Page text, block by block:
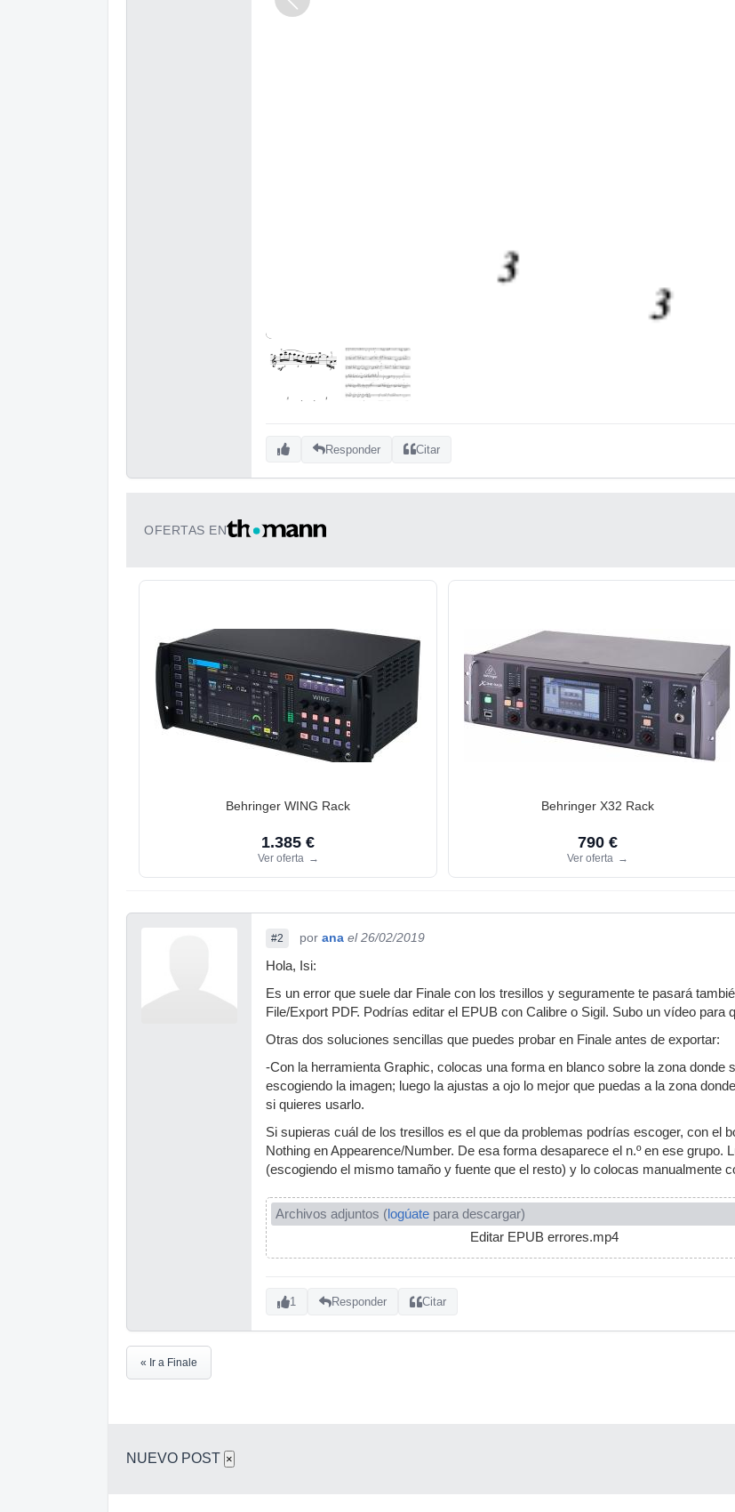
Responder Citar
OFERTAS EN
Behringer WING Rack
1.385 €
Ver oferta →
Behringer X32 Rack
790 €
Ver oferta →
#2 por ana el 26/02/2019
Hola, Isi:
Es un error que suele dar Finale con los tresillos y seguramente te pasará
File/Export PDF. Podrías editar el EPUB con Calibre o Sigil. Subo un vídeo para
Otras dos soluciones sencillas que puedes probar en Finale antes de exportar:
-Con la herramienta Graphic, colocas una forma en blanco sobre la zona
escogiendo la imagen; luego la ajustas a ojo lo mejor que puedas a la zona
si quieres usarlo.
Si supieras cuál de los tresillos es el que da problemas podrías escoger, con el
Nothing en Appearence/Number. De esa forma desaparece el n.º en ese grupo.
(escogiendo el mismo tamaño y fuente que el resto) y lo colocas manualmente
Archivos adjuntos (logúate para descargar)
Editar EPUB errores.mp4
1 Responder Citar
« Ir a Finale
NUEVO POST ×